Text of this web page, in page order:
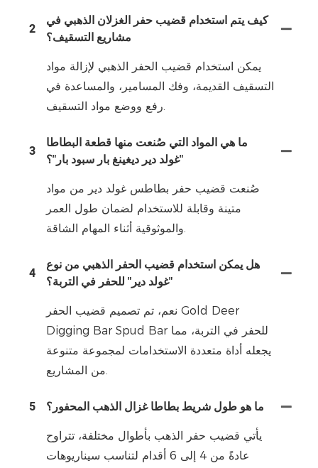
2
كيف يتم استخدام قضيب حفر الغزلان الذهبي في
مشاريع التسقيف؟
يمكن استخدام قضيب الحفر الذهبي لإزالة مواد
التسقيف القديمة، وفك المسامير، والمساعدة في
رفع ووضع مواد التسقيف.
3
ما هي المواد التي صُنعت منها قطعة البطاطا
"غولد دير ديغينغ بار سبود بار"؟
صُنعت قضيب حفر بطاطس غولد دير من مواد
متينة وقابلة للاستخدام لضمان طول العمر
والموثوقية أثناء المهام الشاقة.
4
هل يمكن استخدام قضيب الحفر الذهبي من نوع
"غولد دير" للحفر في التربة؟
نعم، تم تصميم قضيب الحفر Gold Deer
Digging Bar Spud Bar للحفر في التربة، مما
يجعله أداة متعددة الاستخدامات لمجموعة متنوعة
من المشاريع.
5 ما هو طول شريط بطاطا غزال الذهب المحفور؟
يأتي قضيب حفر الذهب بأطوال مختلفة، تتراوح
عادةً من 4 إلى 6 أقدام لتناسب سيناريوهات